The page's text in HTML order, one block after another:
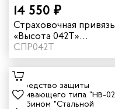
14 550 ₽
Страховочная привязь
«Высота 042Т»
искробезопасная vst
042T
СПР042Т